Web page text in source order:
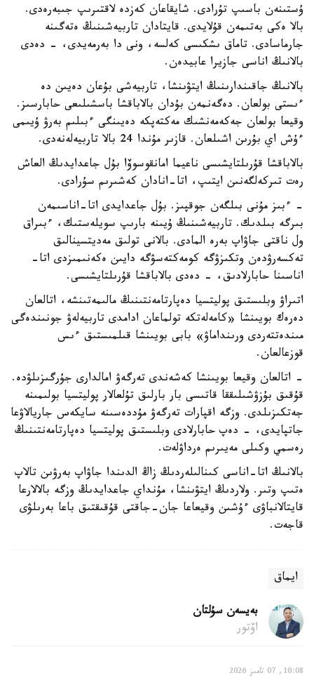
ۇستىنەن باسىپ تۇرادى. شايقاعان كەزدە لاقتىرىپ جىبەرەدى.
بالا ەكى بەتىمەن قۇلايدى. قايتادان تاربيەشىنىڭ ەتەگىنە
جارماسادى. تاماق ىشكىسى كەلسە، ونى دا بەرمەيدى، - دەدى
بالانىڭ اناسى جازيرا عابيدەن.
بالانىڭ جاقىندارىنىڭ ايتۋىنشا، تاربيەشى بۇعان دەيىن دە
ءىستى بولعان. دەگەنمەن بۇدان بالاباقشا باسشىلىعى حابارسىز.
وقيعا بولعان جەكەمەنشىك مەكتەپكە دەيىنگى ءبىلىم بەرۋ ۇيىمى
ءۇش اي بۇرىن اشىلعان. قازىر مۇندا 24 بالا تاربيەلەنەدى.
بالاباقشا قۇرىلتايشىسى ناعيما امانقوسوۆا بۇل جاعدايدىڭ العاش
رەت تىركەلگەنىن ايتىپ، اتا-انادان كەشىرىم سۇرادى.
- ءبىز مۇنى بىلگەن جوقپىز. بۇل جاعدايدى اتا-اناسىمەن
بىرگە بىلدىك. تاربيەشىنىڭ ۇيىنە بارىپ سويلەستىك، ءبىراق
ول ناقتى جاۋاپ بەرە المادى. بالانى تولىق مەديتسينالىق
تەكسەرۋدەن وتكىزۋگە كومەكتەسۋگە دايىن ەكەنىمىزدى اتا-
اناسىنا حابارلادىق، - دەدى بالاباقشا قۇرىلتايشىسى.
اتىراۋ وبلىستىق پوليتسيا دەپارتامەنتىنىڭ مالىمەتىنشە، اتالعان
دەرەك بويىنشا «كامەلەتكە تولماعان ادامدى تاربيەلەۋ جونىندەگى
مىندەتتەردى ورىنداماۋ» بابى بويىنشا قىلمىستىق ءىس
قوزعالعان.
- اتالعان وقيعا بويىنشا كەشەندى تەرگەۋ امالدارى جۇرگىزىلۋدە.
قۇقىق بۇزۋشىلىققا قاتىسى بار بارلىق تۇلعالار پوليتسيا بولىمىنە
جەتكىزىلدى. وزگە اقپارات تەرگەۋ مۇددەسىنە سايكەس جاريالاۋعا
جاتپايدى، - دەپ حابارلادى وبلىستىق پوليتسيا دەپارتامەنتىنىڭ
رەسمي وكىلى مەيىرىم ەرداۋلەت.
بالانىڭ اتا-اناسى كىنالىلەردىڭ زاڭ الدىندا جاۋاپ بەرۋىن تالاپ
ەتىپ وتىر. ولاردىڭ ايتۋىنشا، مۇنداي جاعدايدىڭ وزگە بالالارعا
قايتالانباۋى ءۇشىن وقيعاعا جان-جاقتى قۇقىقتىق باعا بەرىلۋى
قاجەت.
ايماق
بەيسەن سۇلتان
اۆتور
10:08, 07 تامىز 2026